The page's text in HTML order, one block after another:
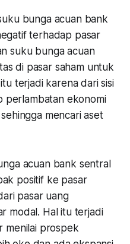
bunga acuan bank
terhadap pasar
suku bunga acuan
di pasar saham untuk
terjadi karena dari sisi
perlambatan ekonomi
mencari aset
acuan bank sentral
positif ke pasar
pasar uang
modal. Hal itu terjadi
menilai prospek